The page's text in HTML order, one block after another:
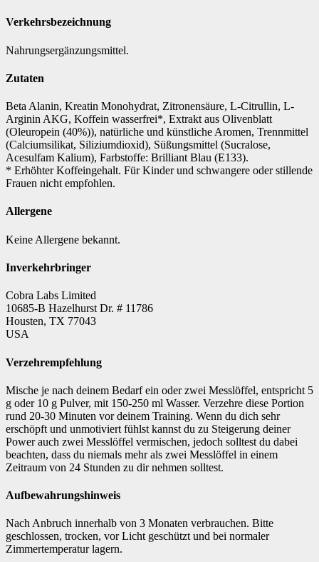
Verkehrsbezeichnung
Nahrungsergänzungsmittel.
Zutaten
Beta Alanin, Kreatin Monohydrat, Zitronensäure, L-Citrullin, L-
Arginin AKG, Koffein wasserfrei*, Extrakt aus Olivenblatt
(Oleuropein (40%)), natürliche und künstliche Aromen, Trennmittel
(Calciumsilikat, Siliziumdioxid), Süßungsmittel (Sucralose,
Acesulfam Kalium), Farbstoffe: Brilliant Blau (E133).
* Erhöhter Koffeingehalt. Für Kinder und schwangere oder stillende
Frauen nicht empfohlen.
Allergene
Keine Allergene bekannt.
Inverkehrbringer
Cobra Labs Limited
10685-B Hazelhurst Dr. # 11786
Housten, TX 77043
USA
Verzehrempfehlung
Mische je nach deinem Bedarf ein oder zwei Messlöffel, entspricht 5
g oder 10 g Pulver, mit 150-250 ml Wasser. Verzehre diese Portion
rund 20-30 Minuten vor deinem Training. Wenn du dich sehr
erschöpft und unmotiviert fühlst kannst du zu Steigerung deiner
Power auch zwei Messlöffel vermischen, jedoch solltest du dabei
beachten, dass du niemals mehr als zwei Messlöffel in einem
Zeitraum von 24 Stunden zu dir nehmen solltest.
Aufbewahrungshinweis
Nach Anbruch innerhalb von 3 Monaten verbrauchen. Bitte
geschlossen, trocken, vor Licht geschützt und bei normaler
Zimmertemperatur lagern.